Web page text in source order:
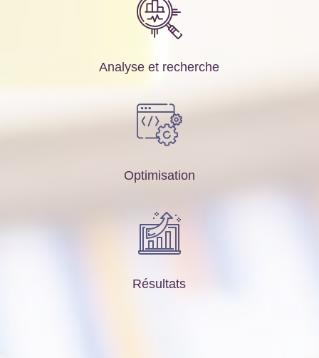
Analyse et recherche
Optimisation
Résultats